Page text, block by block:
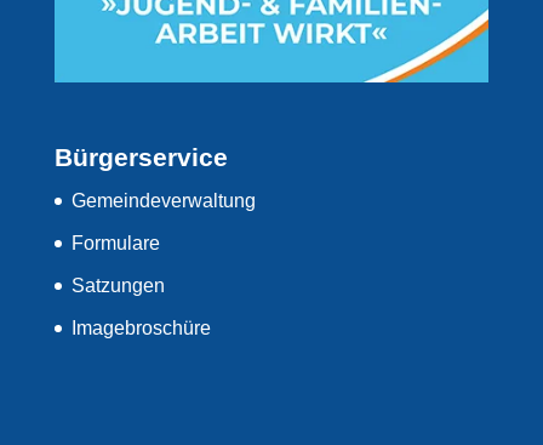
Bürgerservice
Gemeindeverwaltung
Formulare
Satzungen
Imagebroschüre